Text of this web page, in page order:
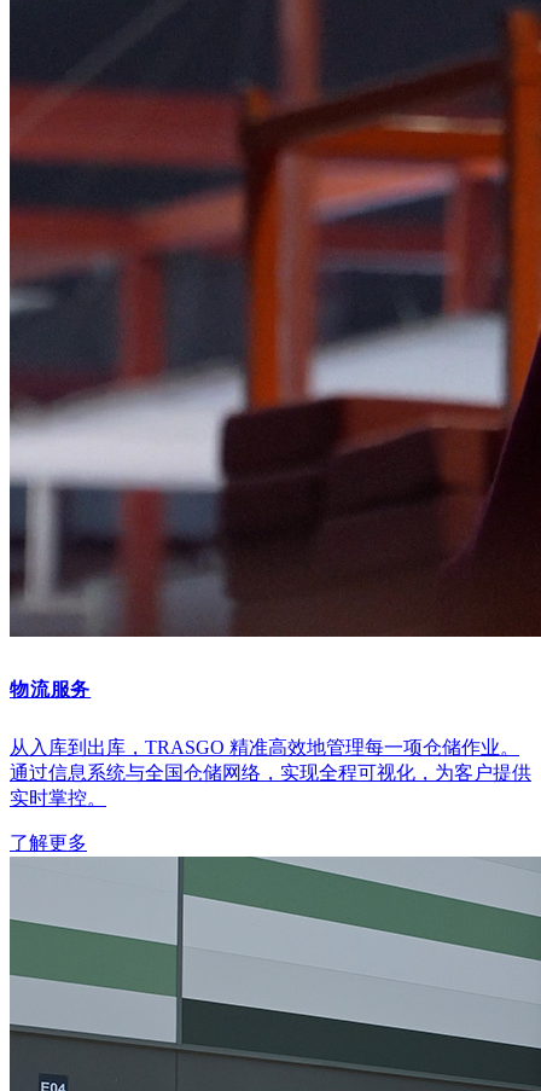
物流服务
从入库到出库，TRASGO 精准高效地管理每一项仓储作业。
通过信息系统与全国仓储网络，实现全程可视化，为客户提供
实时掌控。
了解更多